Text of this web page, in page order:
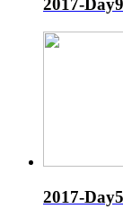
2017-
2017-